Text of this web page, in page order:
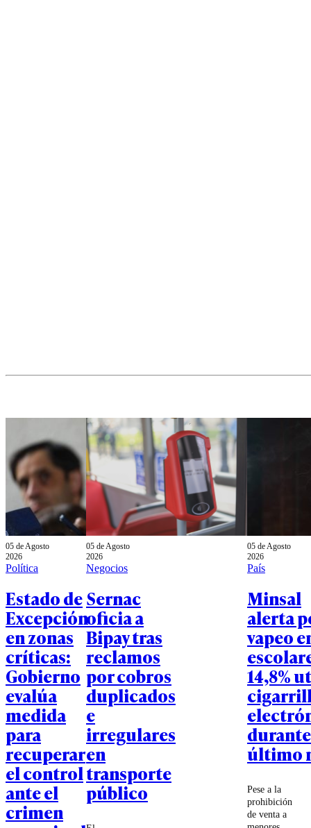
05 de Agosto
2026
Política
Estado de
Excepción
en zonas
críticas:
Gobierno
evalúa
medida
para
recuperar
el control
ante el
crimen
05 de Agosto
2026
Negocios
Sernac
oficia a
Bipay tras
reclamos
por cobros
duplicados
e
irregulares
en
transporte
público
05 de Agosto
2026
País
Minsal
alerta
vapeo
14,8%
último
Pese a la
prohibición
de venta a